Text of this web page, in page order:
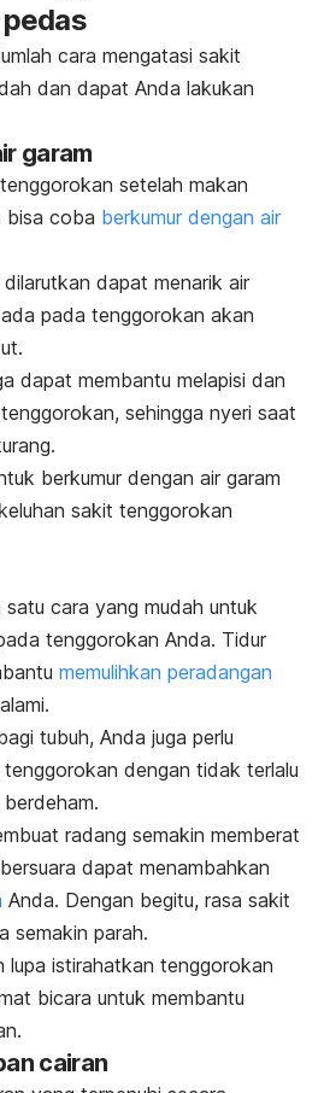
cara mengatasi sakit
dan dapat Anda lakukan
garam
setelah makan
bisa coba berkumur dengan air
dapat menarik air
pada tenggorokan akan
dapat membantu melapisi dan
sehingga nyeri saat
berkumur dengan air garam
sakit tenggorokan
cara yang mudah untuk
tenggorokan Anda. Tidur
memulihkan peradangan
tubuh, Anda juga perlu
dengan tidak terlalu
radang semakin memberat
dapat menambahkan
Anda. Dengan begitu, rasa sakit
semakin parah.
lupa istirahatkan tenggorokan
bicara untuk membantu
cairan